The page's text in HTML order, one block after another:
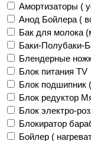
Амортизаторы (
Анод Бойлера (
Бак для молока
Баки-Полубаки-
Блендерные
Блок питания TV
Блок подшипник
Блок редуктор
Блок электро-
Блокиратор
Бойлер (